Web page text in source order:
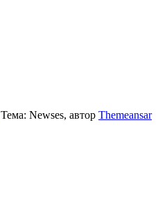
Тема: Newses, автор Themeansar